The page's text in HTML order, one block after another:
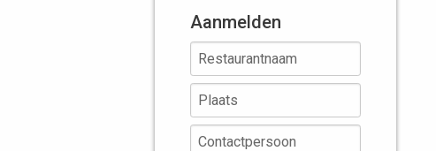
Aanmelden